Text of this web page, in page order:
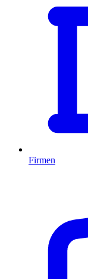
Firmen